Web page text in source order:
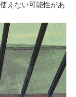
えない可能性があ